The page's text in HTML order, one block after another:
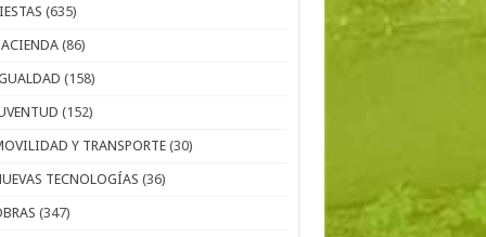
(635)
(86)
(158)
(152)
Y TRANSPORTE (30)
TECNOLOGÍAS (36)
(347)